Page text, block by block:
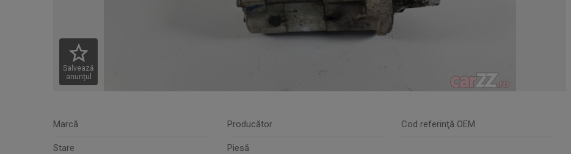
Salvează
anunțul
Marcă Producător Cod referinţă OEM
Stare Piesă